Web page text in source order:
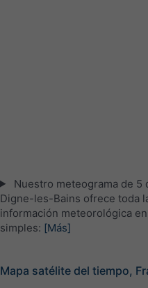
Nuestro meteograma de 5
Digne-les-Bains ofrece toda
información meteorológica
simples: [Más]
Mapa satélite del tiempo,